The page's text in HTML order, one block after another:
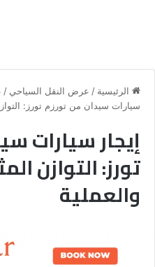
الرئيسية / عرض النقل السياحي /
سيارات سيدان من تورزم تورز: التوازن
إيجار سيارات
تورز: التوازن
والعملية